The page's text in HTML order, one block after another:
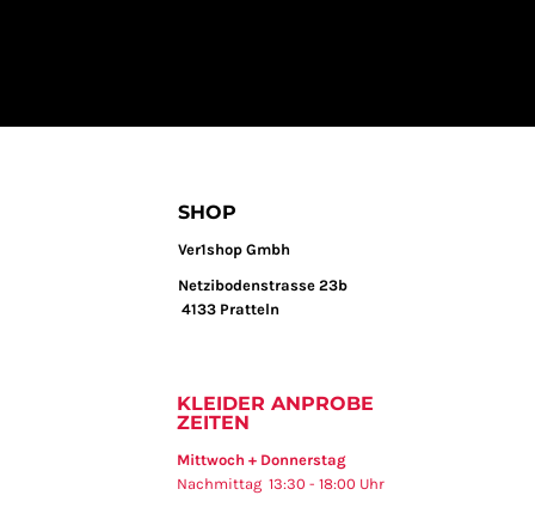
SHOP
Ver1shop Gmbh
Netzibodenstrasse 23b
4133 Pratteln
KLEIDER ANPROBE
ZEITEN
Mittwoch + Donnerstag
Nachmittag 13:30 - 18:00 Uhr